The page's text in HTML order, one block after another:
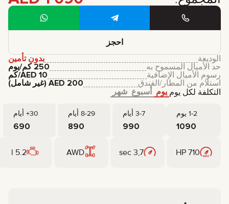
احجز
التكلفة لكل يوم يوم أسبوع شهر
1-2 يوم 3-7 أيام 8-29 أيام 30+ أيام
1090
990
890
690
الوديعة
بدون تأمين
حد الأميال المسموح به
250 كم/يوم
رسوم الأميال الإضافية
AED 10
/كم
استلام من المطار/الفندق
AED 200 (غير شامل)
710 HP
3,7 sec
AWD
5.2 l